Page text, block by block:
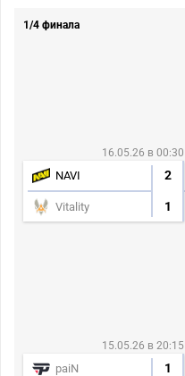
1/4 финала
16.05.26 в 00:30
NAVI 2
Vitality 1
15.05.26 в 20:15
paiN 1